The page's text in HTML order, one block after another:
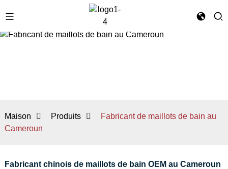
Maison Produits
Fabricant de maillots de bain au
Cameroun
Fabricant chinois de maillots de bain OEM au Cameroun